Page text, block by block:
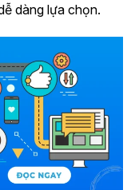
dàng lựa chọn.